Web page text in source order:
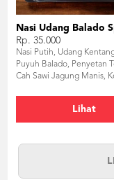
Nasi Udang Balado
Rp. 35.000
Nasi Putih, Udang
Puyuh Balado, Penyetan
Cah Sawi Jagung Manis,
Lihat